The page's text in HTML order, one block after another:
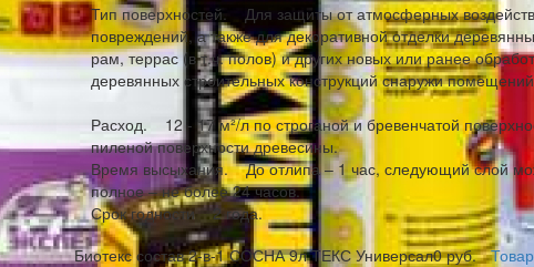
Тип поверхностей. Для защиты от атмосферных
повреждений, а также для декоративной отделки
рам, террас (в т.ч. полов) и других новых или ранее
деревянных строительных конструкций снаружи
Расход. 12 - 17 м²/л по строганой и бревенчатой
пиленой поверхности древесины.
Время высыхания. До отлипа – 1 час, следующий слой
полное – не более 24 часов.
Срок годности 2 года.
Биотекс состав 2-в-1 СОСНА 9л ТЕКС Универсал0 руб.